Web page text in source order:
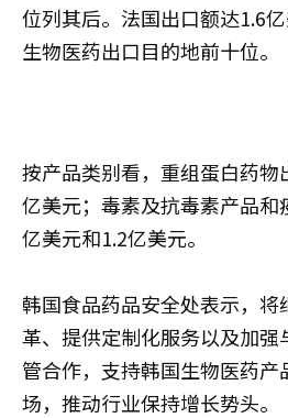
位列其后。法国出口额达1.6
生物医药出口目的地前十位。
按产品类别看，重组蛋白药物
亿美元；毒素及抗毒素产品和
亿美元和1.2亿美元。
韩国食品药品安全处表示，将
革、提供定制化服务以及加强
管合作，支持韩国生物医药
场，推动行业保持增长势头。